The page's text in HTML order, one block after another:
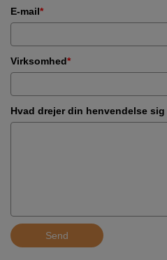
E-mail*
Virksomhed*
Hvad drejer din henvendelse sig
Send